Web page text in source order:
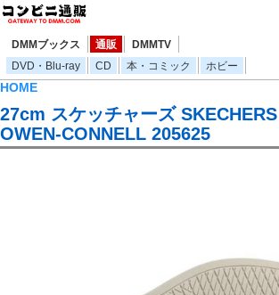
DMMブックス 通販
DMMTV
DVD・Blu-ray
CD 本・コミック ホビー
HOME
27cm スケッチャーズ
OWEN-CONNELL 205625